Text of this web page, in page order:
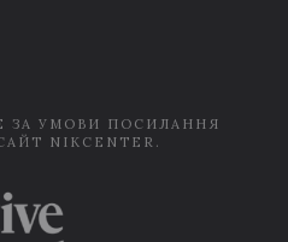
ЗА УМОВИ ПОСИЛАННЯ
NIKCENTER.